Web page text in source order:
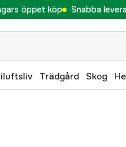
öppet köp Snabba
Trädgård Skog